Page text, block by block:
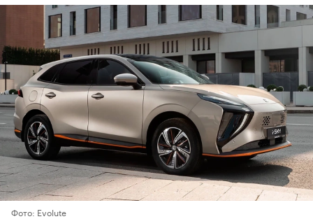
Фото: Evolute